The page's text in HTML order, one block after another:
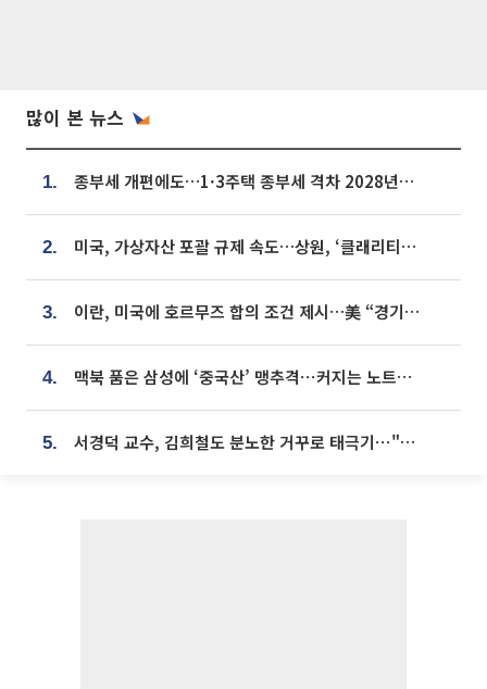
많이 본 뉴스
1. 종부세 개편에도…1·3주택 종부세 격차 2028년부터 확대
2. 미국, 가상자산 포괄 규제 속도…상원, ‘클래리티법’ 9월 절차투표 추진
3. 이란, 미국에 호르무즈 합의 조건 제시…美 “경기 아직 안 끝나” [종합]
4. 맥북 품은 삼성에 ‘중국산’ 맹추격⋯커지는 노트북 OLED 시장
5. 서경덕 교수, 김희철도 분노한 거꾸로 태극기⋯"엉터리는 아냐, 아쉬울 뿐"